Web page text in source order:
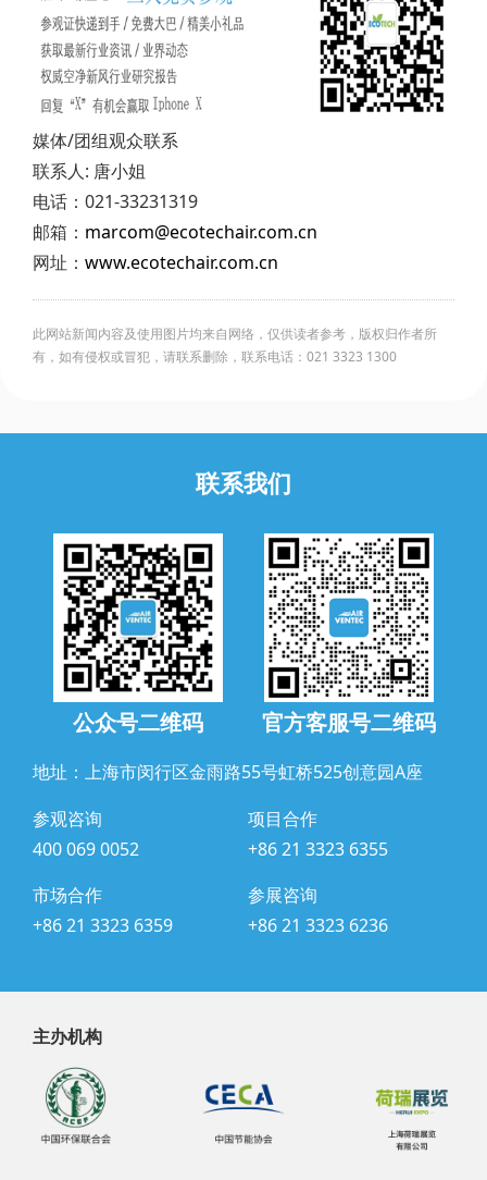
媒体/团组观众联系
联系人: 唐小姐
电话：021-33231319
邮箱： marcom@ecotechair.com.cn
网址： www.ecotechair.com.cn
此网站新闻内容及使用图片均来自网络，仅供读者参考，版权归作者所
有，如有侵权或冒犯，请联系删除，联系电话：021 3323 1300
联系我们
公众号二维码 官方客服号二维码
地址：上海市闵行区金雨路55号虹桥525创意园A座
参观咨询
400 069 0052
项目合作
+86 21 3323 6355
市场合作
+86 21 3323 6359
参展咨询
+86 21 3323 6236
主办机构